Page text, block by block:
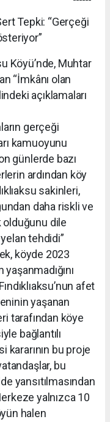
Tepki: “Gerçeği
Köyü’nde, Muhtar
“İmkânı olan
açıklamaları
gerçeği
kamuoyunu
günlerde bazı
ardından köy
sakinleri,
daha riskli ve
dile
tehdidi”
köyde 2023
afet
yaşanan
tarafından köye
bağlantılı
bu proje
bu
yansıtılmasından
yalnızca 10
halen